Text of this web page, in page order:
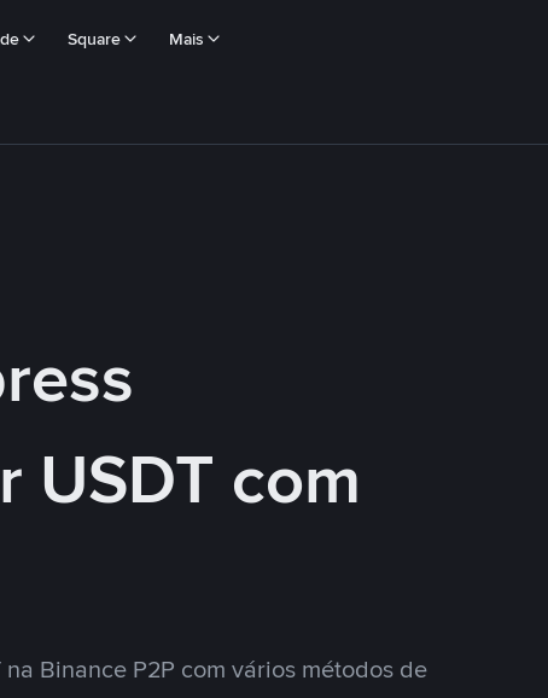
Square Mais
USDT com
Binance P2P com vários métodos de